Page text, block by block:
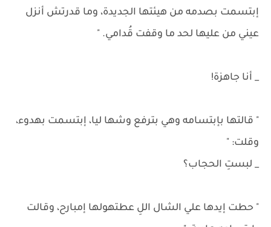
إبتسمت بصدمه من هيئتها الجديدة، وما قدرتش أنزل
عيني من عليها لحد ما وقفت قُدامي. "
_ أنا جاهزة!
" قالتها بإبتسامه وهي بترفع وشها ليا، إبتسمت بهدوء،
وقلت: "
_ لبستِ الحجاب؟
" حطت إيدها علي الشال اللِ عطتهولها إمبارح، وقالت